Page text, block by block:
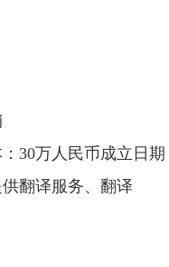
30万人民币成立日期
翻译服务、翻译